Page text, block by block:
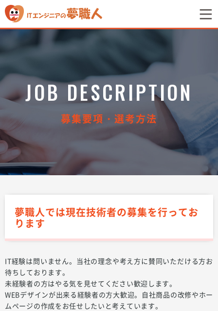
JOB DESCRIPTION
募集要項・選考方法
夢職人では現在技術者の募集を行ってお
ります
IT経験は問いません。当社の理念や考え方に賛同いただける方お
待ちしております。
未経験者の方はやる気を見せてください歓迎します。
WEBデザインが出来る経験者の方大歓迎。自社商品の改修やホー
ムページの作成をお任せしたいと考えています。